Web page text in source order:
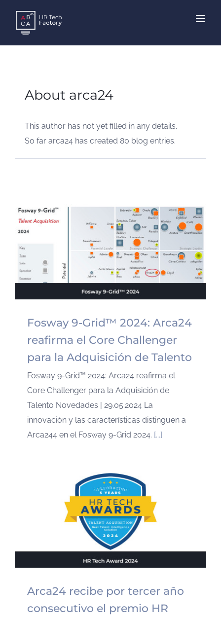
content
About arca24
This author has not yet filled in any details.
So far arca24 has created 80 blog entries.
Fosway 9-Grid™ 2024: Arca24
reafirma el Core Challenger
para la Adquisición de Talento
Fosway 9-Grid™ 2024: Arca24 reafirma el
Core Challenger para la Adquisición de
Talento Novedades | 29.05.2024 La
innovación y las características distinguen a
Arca244 en el Fosway 9-Grid 2024. [...]
Arca24 recibe por tercer año
consecutivo el premio HR